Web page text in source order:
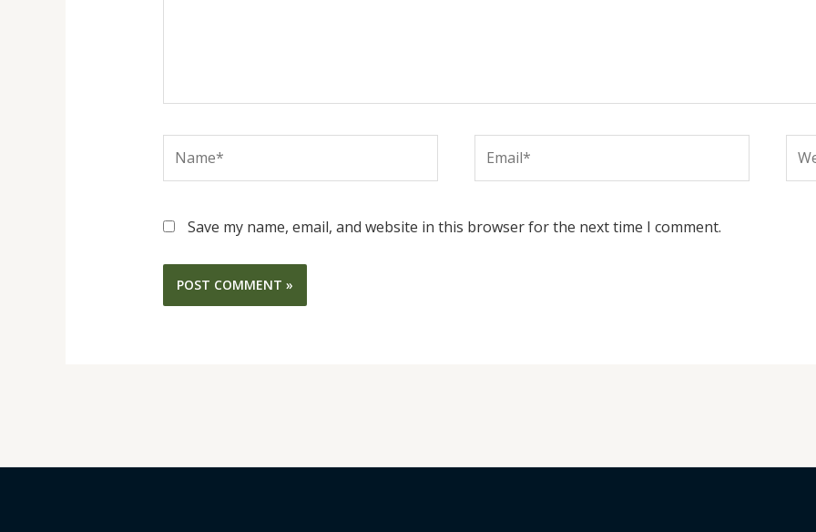
Save my name, email, and website in this browser for the next time I comment.